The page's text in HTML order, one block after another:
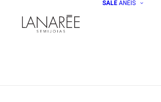
SALE ANÉIS